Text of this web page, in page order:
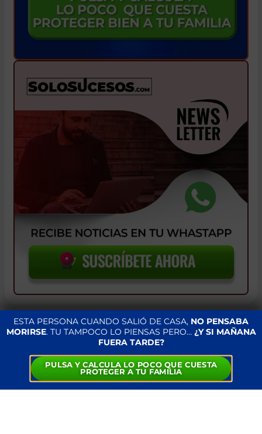
MUERE UNA MUJER DE 60 AÑOS
TRAS SER CORNEADA EN LOS
FESTEJOS TAURINOS DE
ENGUERA, VALENCIA
ESTA PERSONA CUANDO SALIÓ DE CASA, NO PENSABA
MORIRSE. TU TAMPOCO LO PIENSAS PERO… ¿Y SI MAÑANA
FUERA TARDE?
PULSA Y CALCULA LO POCO QUE CUESTA
PROTEGER A TU FAMILIA